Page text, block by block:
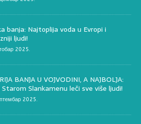
banja: Najtoplija voda u Evropi i
ljudi!
2025.
BANJA U VOJVODINI, A NAJBOLJA:
Slankamenu leči sve više ljudi!
2025.